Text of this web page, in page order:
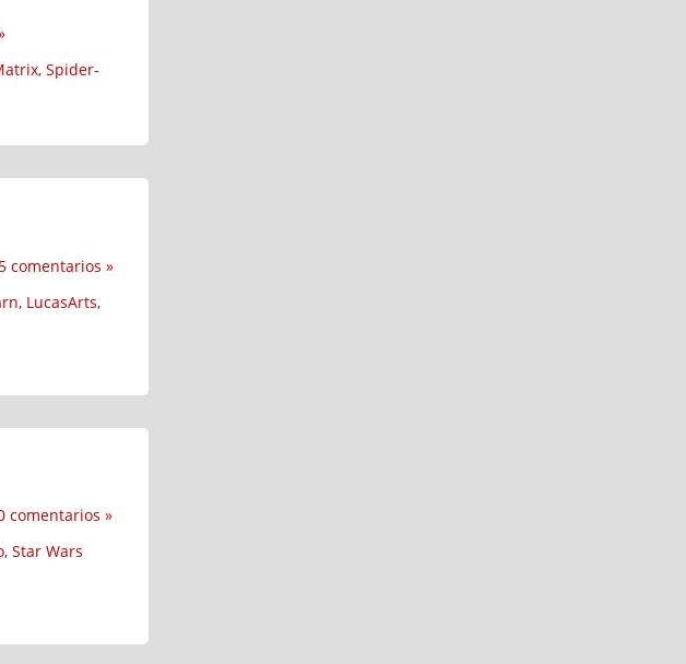
, Spider-
comentarios »
, LucasArts,
comentarios »
, Star Wars